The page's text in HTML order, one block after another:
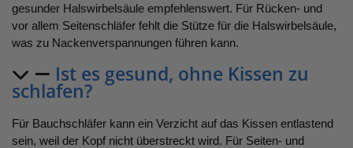
gesunder Halswirbelsäule empfehlenswert. Für Rücken- und
vor allem Seitenschläfer fehlt die Stütze für die Halswirbelsäule,
was zu Nackenverspannungen führen kann.
Ist es gesund, ohne Kissen zu
schlafen?
Für Bauchschläfer kann ein Verzicht auf das Kissen entlastend
sein, weil der Kopf nicht überstreckt wird. Für Seiten- und